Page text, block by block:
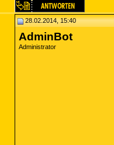
28.02.2014, 15:40
AdminBot
Administrator